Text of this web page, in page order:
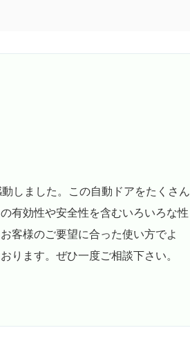
しました。この自動ドアをたくさん
有効性や安全性を含むいろいろな性
客様のご要望に合った使い方でよ
ります。ぜひ一度ご相談下さい。